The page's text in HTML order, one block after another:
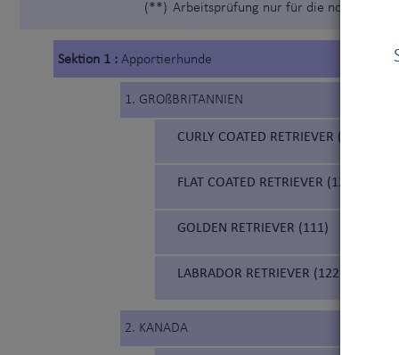
(**) Arbeitsprüfung nur für die nordischen
Sektion 1 : Apportierhunde
1. GROßBRITANNIEN
CURLY COATED RETRIEVER (110)
FLAT COATED RETRIEVER (121)
GOLDEN RETRIEVER (111)
LABRADOR RETRIEVER (122)
2. KANADA